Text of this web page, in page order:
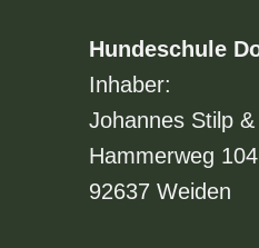
Hundeschule
Inhaber:
Johannes Stilp
Hammerweg 104
92637 Weiden